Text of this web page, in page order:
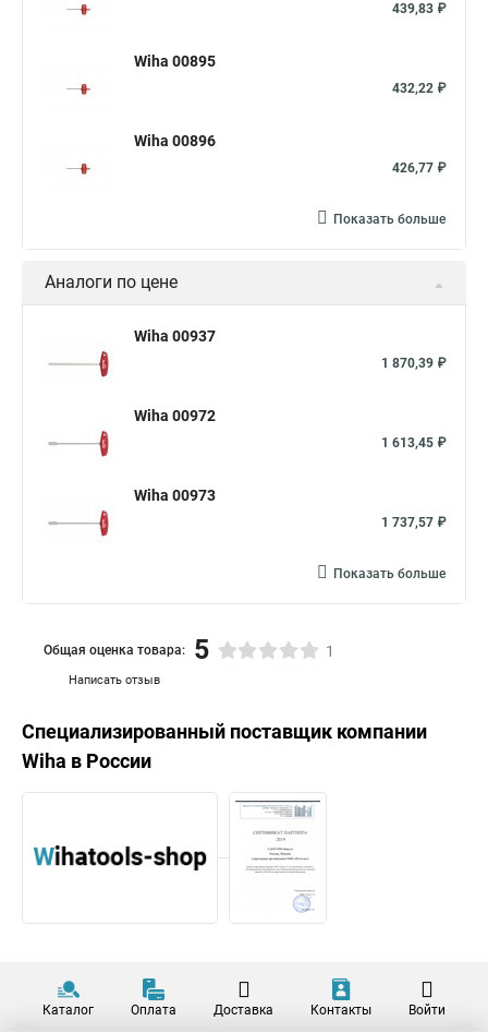
439,83 ₽
Wiha 00895
432,22 ₽
Wiha 00896
426,77 ₽
Показать больше
Аналоги по цене
Wiha 00937
1 870,39 ₽
Wiha 00972
1 613,45 ₽
Wiha 00973
1 737,57 ₽
Показать больше
Написать отзыв
Общая оценка товара: 5 1
Специализированный поставщик компании
Wiha в России
Каталог Оплата Доставка Контакты Войти